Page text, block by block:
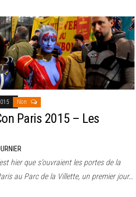
Non
Paris 2015 – Les
hier que s’ouvraient les portes de la
au Parc de la Villette, un premier jour…